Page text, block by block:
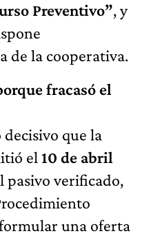
Preventivo”, y
de la cooperativa.
fracasó el
que la
el 10 de abril
pasivo verificado,
una oferta